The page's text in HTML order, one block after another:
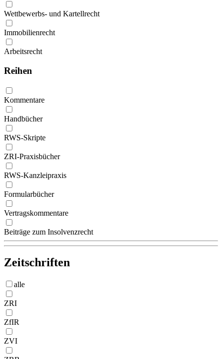
Wettbewerbs- und Kartellrecht
Immobilienrecht
Arbeitsrecht
Reihen
Kommentare
Handbücher
RWS-Skripte
ZRI-Praxisbücher
RWS-Kanzleipraxis
Formularbücher
Vertragskommentare
Beiträge zum Insolvenzrecht
Zeitschriften
alle
ZRI
ZfIR
ZVI